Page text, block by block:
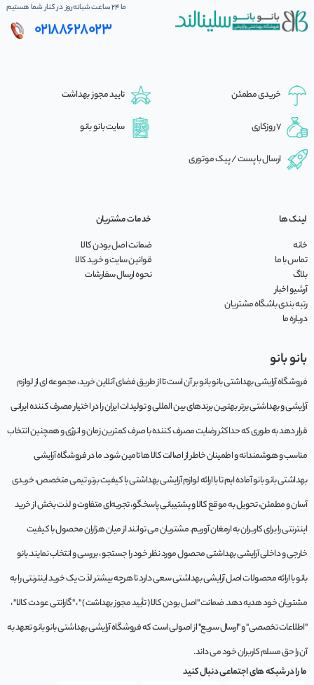
ما 24 ساعت شبانه‌روز در کنار شما هستیم
02188628023
خریدی مطمئن تایید مجوز بهداشت
7 روزکاری سایت بانو بانو
ارسال با پست / پیک موتوری
لینک ها
خانه
تماس با ما
بلاگ
آرشیو اخبار
رتبه بندی باشگاه مشتریان
درباره ما
خدمات مشتریان
ضمانت اصل بودن کالا
قوانین سایت و خرید کالا
نحوه ارسال سفارشات
بانو بانو
فروشگاه آرایشی بهداشتی بانو بانو بر آن است تا از طریق فضای آنلاین خرید، مجموعه‌ ای از لوازم
آرایشی و بهداشتی برتر بهترین برندهای بین المللی و تولیدات ایران را در اختیار مصرف کننده ایرانی
قرار دهد به طوری که حداکثر رضایت مصرف کننده با صرف کمترین زمان و انرژی و همچنین انتخاب
مناسب و هوشمندانه و اطمینان خاطر از اصالت کالا ها تامین شود. ما در فروشگاه آرایشی
بهداشتی بانو بانو آماده ایم تا با ارائه لوازم آرایشی بهداشتی با کیفیت برتر، تیمی متخصص، خریدی
آسان و مطمئن، تحویل به موقع کالا و پشتیبانی پاسخگو، تجربه‌ای متفاوت و لذت بخش از خرید
اینترنتی را برای کاربران به ارمغان آوریم. مشتريان می توانند از ميان هزاران محصول با کيفيت
خارجی و داخلی آرایشی بهداشتی محصول مورد نظر خود را جستجو ، بررسی و انتخاب نمايند.بانو
بانو با ارائه محصولات اصل آرایشی بهداشتی سعی دارد تا هرچه بیشتر لذت یک خرید اینترنتی را به
مشتریان خود هدیه دهد. ضمانت "اصل بودن کالا ( تأیید مجوز بهداشت ) " ، "گارانتی عودت کالا" ،
"اطلاعات تخصصی" و "ارسال سریع" از اصولی است که فروشگاه آرایشی بهداشتی بانو بانو تعهد به
آن را حق مسلم کاربران خود می داند.
ما را در شبکه های اجتماعی دنبال کنید